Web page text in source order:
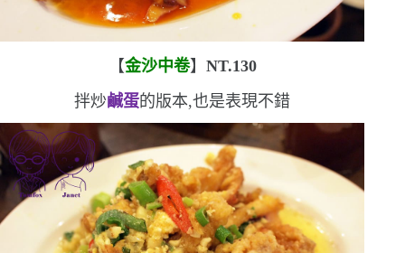
【金沙中卷】 NT.130
拌炒鹹蛋的版本,也是表現不錯